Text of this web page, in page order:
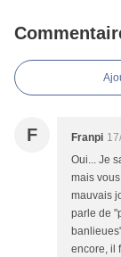
F Franpi
Oui... Je
mais
mauvais
parle de
encore, il